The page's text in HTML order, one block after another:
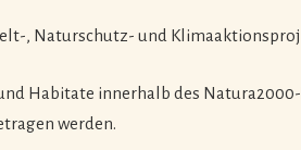
, Naturschutz- und
Habitate innerhalb des
werden.